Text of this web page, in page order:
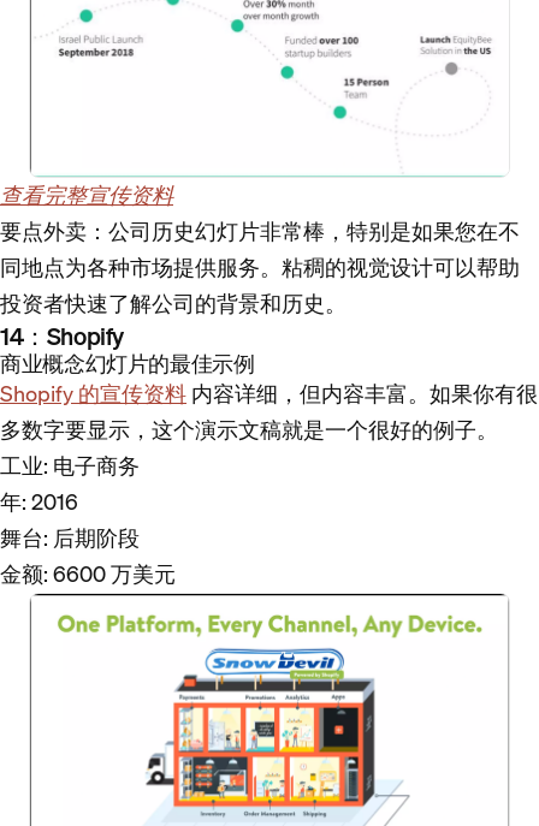
查看完整宣传资料
要点外卖 ：公司历史幻灯片非常棒，特别是如果您在不
同地点为各种市场提供服务。粘稠的视觉设计可以帮助
投资者快速了解公司的背景和历史。
14：Shopify
商业概念幻灯片的最佳示例
Shopify 的宣传资料内容详细，但内容丰富。如果你有很
多数字要显示，这个演示文稿就是一个很好的例子。
工业: 电子商务
年: 2016
舞台: 后期阶段
金额: 6600 万美元